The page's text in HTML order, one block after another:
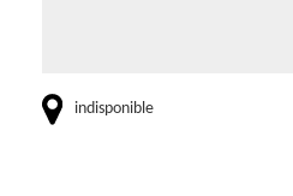
indisponible